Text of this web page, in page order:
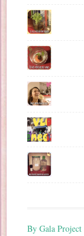
By Gala Project